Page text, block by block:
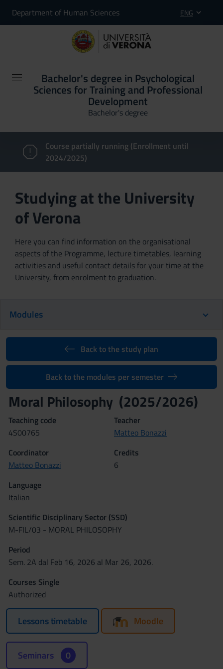
Department of Human Sciences ENG
Bachelor's degree in Psychological
Sciences for Training and Professional
Development
Bachelor's degree
Course partially running (Enrollment until
2024/2025)
Studying at the University
of Verona
Here you can find information on the organisational
aspects of the Programme, lecture timetables, learning
activities and useful contact details for your time at the
University, from enrolment to graduation.
Modules
Back to the study plan
Back to the modules per semester
Moral Philosophy (2025/2026)
Teaching code
4S00765
Teacher
Matteo Bonazzi
Coordinator
Matteo Bonazzi
Credits
6
Language
Italian
Scientific Disciplinary Sector (SSD)
M-FIL/03 - MORAL PHILOSOPHY
Period
Sem. 2A dal Feb 16, 2026 al Mar 26, 2026.
Courses Single
Authorized
Lessons timetable Moodle
Seminars 0